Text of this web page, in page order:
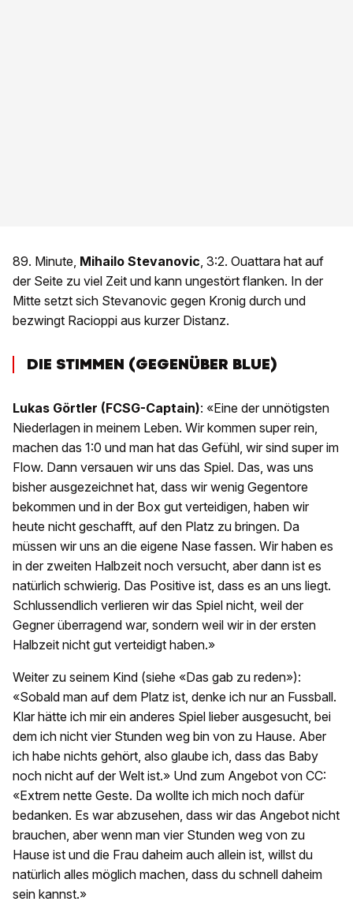
89. Minute, Mihailo Stevanovic, 3:2. Ouattara hat auf
der Seite zu viel Zeit und kann ungestört flanken. In der
Mitte setzt sich Stevanovic gegen Kronig durch und
bezwingt Racioppi aus kurzer Distanz.
DIE STIMMEN (GEGENÜBER BLUE)
Lukas Görtler (FCSG-Captain): «Eine der unnötigsten
Niederlagen in meinem Leben. Wir kommen super rein,
machen das 1:0 und man hat das Gefühl, wir sind super im
Flow. Dann versauen wir uns das Spiel. Das, was uns
bisher ausgezeichnet hat, dass wir wenig Gegentore
bekommen und in der Box gut verteidigen, haben wir
heute nicht geschafft, auf den Platz zu bringen. Da
müssen wir uns an die eigene Nase fassen. Wir haben es
in der zweiten Halbzeit noch versucht, aber dann ist es
natürlich schwierig. Das Positive ist, dass es an uns liegt.
Schlussendlich verlieren wir das Spiel nicht, weil der
Gegner überragend war, sondern weil wir in der ersten
Halbzeit nicht gut verteidigt haben.»
Weiter zu seinem Kind (siehe «Das gab zu reden»):
«Sobald man auf dem Platz ist, denke ich nur an Fussball.
Klar hätte ich mir ein anderes Spiel lieber ausgesucht, bei
dem ich nicht vier Stunden weg bin von zu Hause. Aber
ich habe nichts gehört, also glaube ich, dass das Baby
noch nicht auf der Welt ist.» Und zum Angebot von CC:
«Extrem nette Geste. Da wollte ich mich noch dafür
bedanken. Es war abzusehen, dass wir das Angebot nicht
brauchen, aber wenn man vier Stunden weg von zu
Hause ist und die Frau daheim auch allein ist, willst du
natürlich alles möglich machen, dass du schnell daheim
sein kannst.»